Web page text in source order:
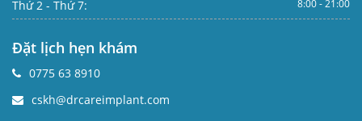
Thứ 2 - Thứ 7: 8:00 - 21:00
Đặt lịch hẹn khám
0775 63 8910
cskh@drcareimplant.com